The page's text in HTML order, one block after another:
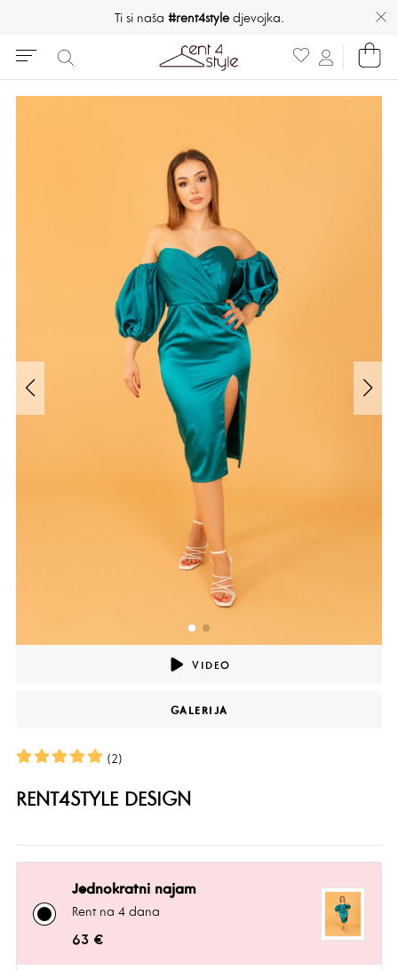
Ti si naša #rent4styledjevojka.
VIDEO
GALERIJA
(2)
RENT4STYLE DESIGN
Jednokratni najam
Rent na 4 dana
63 €